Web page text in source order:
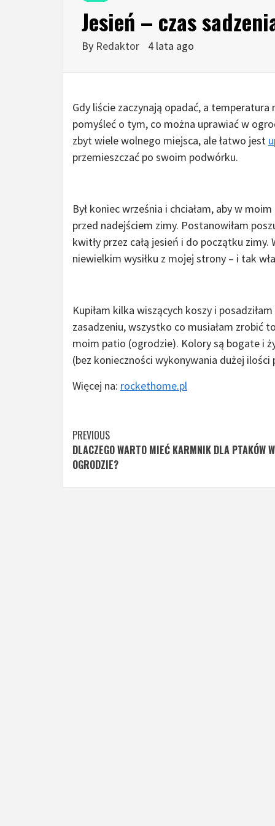
Jesień – czas
By Redaktor 4 lata ago
Gdy liście zaczynają opadać, a temperatura
pomyśleć o tym, co można uprawiać w
zbyt wiele wolnego miejsca, ale łatwo jest
przemieszczać po swoim podwórku.
Był koniec września i chciałam, aby w
przed nadejściem zimy. Postanowiłam
kwitły przez całą jesień i do początku
niewielkim wysiłku z mojej strony – i tak
Kupiłam kilka wiszących koszy i
zasadzeniu, wszystko co musiałam zrobić
moim patio (ogrodzie). Kolory są bogate i
(bez konieczności wykonywania dużej ilości
Więcej na: rockethome.pl
Continue
Reading
PREVIOUS
DLACZEGO WARTO MIEĆ KARMNIK DLA PTAKÓW W
OGRODZIE?